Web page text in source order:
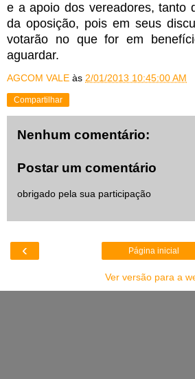
e a apoio dos vereadores, tanto
da oposição, pois em seus
votarão no que for em
aguardar.
AGCOM VALE às 2/01/2013 10:45:00 AM
Compartilhar
Nenhum comentário:
Postar um comentário
obrigado pela sua participação
‹ Página inicial
Ver versão para a